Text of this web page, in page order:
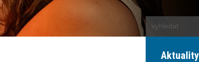
Aktuality